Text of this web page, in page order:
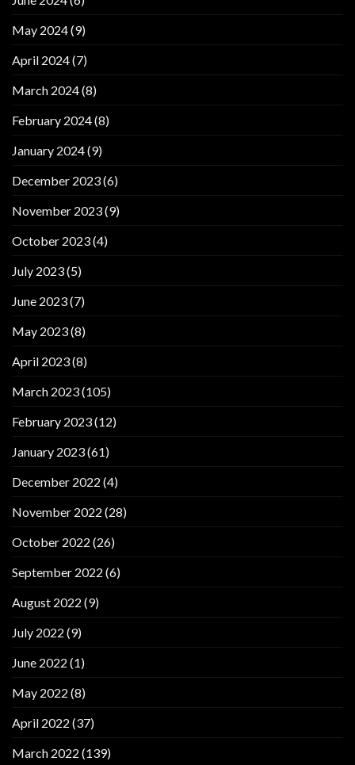
May 2024(9)
April 2024(7)
March 2024(8)
February 2024(8)
January 2024(9)
December 2023(6)
November 2023(9)
October 2023(4)
July 2023(5)
June 2023(7)
May 2023(8)
April 2023(8)
March 2023(105)
February 2023(12)
January 2023(61)
December 2022 (4)
November 2022 (28)
October 2022 (26)
September 2022 (6)
August 2022 (9)
July 2022 (9)
June 2022 (1)
May 2022 (8)
April 2022 (37)
March 2022 (139)